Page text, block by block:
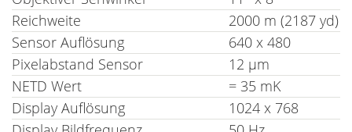
Reichweite
2000 m (2187 yd)
Sensor Auflösung
640 x 480
Pixelabstand Sensor
12 µm
NETD Wert
= 35 mK
Display Auflösung
1024 x 768